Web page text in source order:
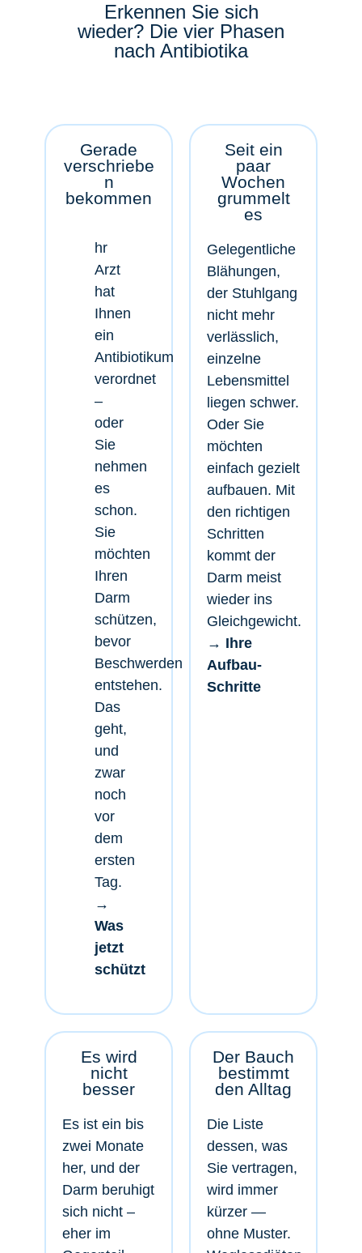
Erkennen Sie sich
wieder? Die vier Phasen
nach Antibiotika
Gerade
verschriebe
n
bekommen
hr
Arzt
hat
Ihnen
ein
Antibiotikum
verordnet
–
oder
Sie
nehmen
es
schon.
Sie
möchten
Ihren
Darm
schützen,
bevor
Beschwerden
entstehen.
Das
geht,
und
zwar
noch
vor
dem
ersten
Tag.
→
Was
jetzt
schützt
Seit ein
paar
Wochen
grummelt
es
Gelegentliche
Blähungen,
der Stuhlgang
nicht mehr
verlässlich,
einzelne
Lebensmittel
liegen schwer.
Oder Sie
möchten
einfach gezielt
aufbauen. Mit
den richtigen
Schritten
kommt der
Darm meist
wieder ins
Gleichgewicht.
→ Ihre
Aufbau-
Schritte
Es wird
nicht
besser
Es ist ein bis
zwei Monate
her, und der
Darm beruhigt
sich nicht –
eher im
Der Bauch
bestimmt
den Alltag
Die Liste
dessen, was
Sie vertragen,
wird immer
kürzer —
ohne Muster.